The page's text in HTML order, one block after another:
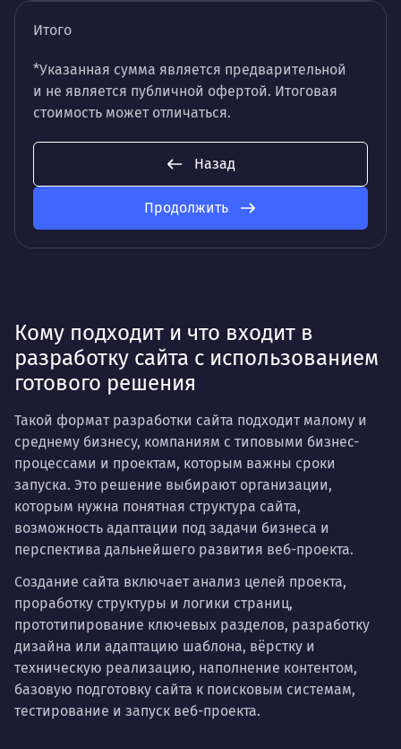
Итого
*Указанная сумма является предварительной
и не является публичной офертой. Итоговая
стоимость может отличаться.
Назад
Продолжить
Кому подходит и что входит в
разработку сайта с использованием
готового решения
Такой формат разработки сайта подходит малому и
среднему бизнесу, компаниям с типовыми бизнес-
процессами и проектам, которым важны сроки
запуска. Это решение выбирают организации,
которым нужна понятная структура сайта,
возможность адаптации под задачи бизнеса и
перспектива дальнейшего развития веб-проекта.
Создание сайта включает анализ целей проекта,
проработку структуры и логики страниц,
прототипирование ключевых разделов, разработку
дизайна или адаптацию шаблона, вёрстку и
техническую реализацию, наполнение контентом,
базовую подготовку сайта к поисковым системам,
тестирование и запуск веб-проекта.